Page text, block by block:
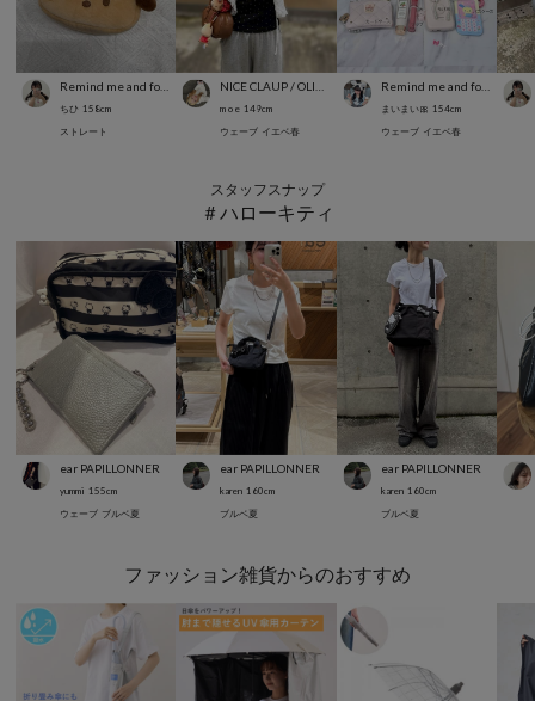
ちひ 158cm
ストレート
m o e 149cm
ウェーブ イエベ春
Remind me and forever
まいまい🎀 154cm
ウェーブ イエベ春
スタッフスナップ
＃ハローキティ
ear PAPILLONNER
yummi 155cm
ウェーブ ブルベ夏
ear PAPILLONNER
karen 160cm
ブルベ夏
ear PAPILLONNER
karen 160cm
ブルベ夏
ファッション雑貨からのおすすめ